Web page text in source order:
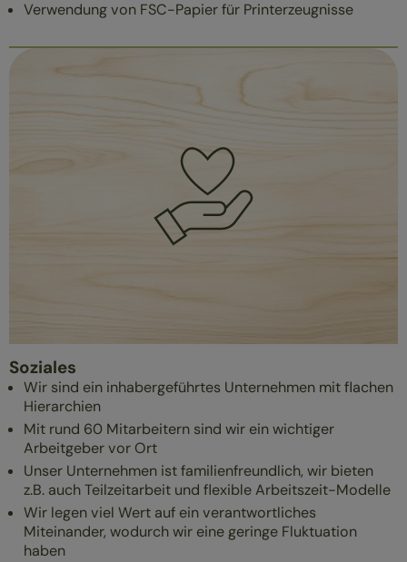
Verwendung von FSC-Papier für Printerzeugnisse
Soziales
Wir sind ein inhabergeführtes Unternehmen mit flachen
Hierarchien
Mit rund 60 Mitarbeitern sind wir ein wichtiger
Arbeitgeber vor Ort
Unser Unternehmen ist familienfreundlich, wir bieten
z.B. auch Teilzeitarbeit und flexible Arbeitszeit-Modelle
Wir legen viel Wert auf ein verantwortliches
Miteinander, wodurch wir eine geringe Fluktuation
haben